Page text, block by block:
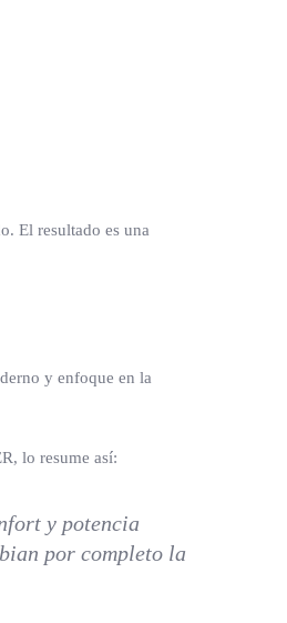
El resultado es una
y enfoque en la
lo resume así:
y potencia
por completo la